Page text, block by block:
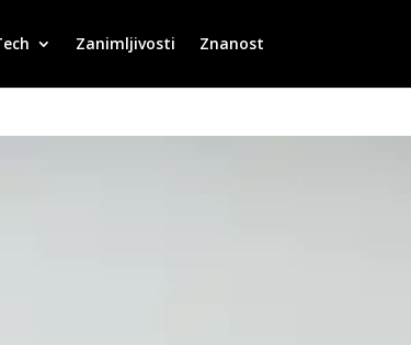
Zanimljivosti Znanost